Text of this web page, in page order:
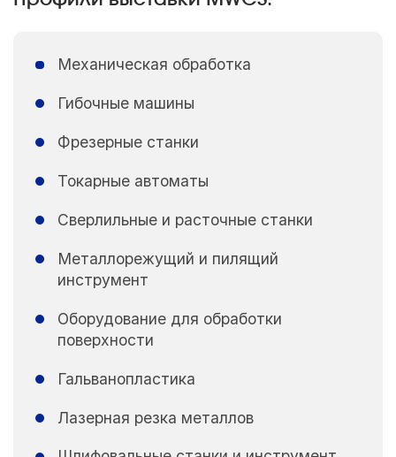
Механическая обработка
Гибочные машины
Фрезерные станки
Токарные автоматы
Сверлильные и расточные станки
Металлорежущий и пилящий
инструмент
Оборудование для обработки
поверхности
Гальванопластика
Лазерная резка металлов